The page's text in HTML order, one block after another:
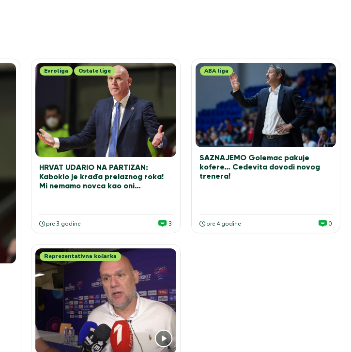
Evroliga Ostale lige
HRVAT UDARIO NA PARTIZAN:
Kaboklo je krađa prelaznog roka!
Mi nemamo novca kao oni…
pre 3 godine 3
ABA liga
SAZNAJEMO Golemac pakuje
kofere… Cedevita dovodi novog
trenera!
pre 4 godine 0
Reprezentativna košarka